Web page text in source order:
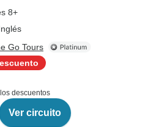
8+
Go Tours
descuentos
Ver circuito